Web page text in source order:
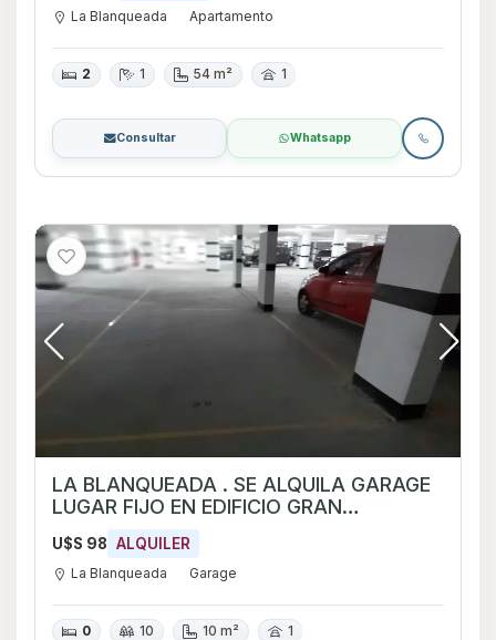
La Blanqueada Apartamento
2 1 54 m² 1
Consultar Whatsapp
LA BLANQUEADA . SE ALQUILA GARAGE
LUGAR FIJO EN EDIFICIO GRAN
BOULEVARD , EN BVAR ARTIGAS Y
GARIBALDI . SOLO PARA USUARIOS QUE
VIVAN EN EL EDIFICIO . $ 4.000
U$S 98 ALQUILER
La Blanqueada Garage
0 10 10 m² 1